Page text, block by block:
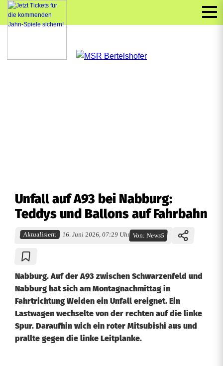
Unfall auf A93 bei Nabburg:
Teddys und Ballons auf Fahrbahn
Aktualisiert: 16. Juni 2026, 07:29 Uhr Von:News5
Nabburg. Auf der A93 zwischen Schwarzenfeld und
Nabburg hat sich am Montagnachmittag in
Fahrtrichtung Weiden ein Unfall ereignet. Ein
Lastwagen wechselte von der rechten auf die linke
Spur. Daraufhin wich ein roter Mitsubishi aus und
prallte gegen die linke Leitplanke.